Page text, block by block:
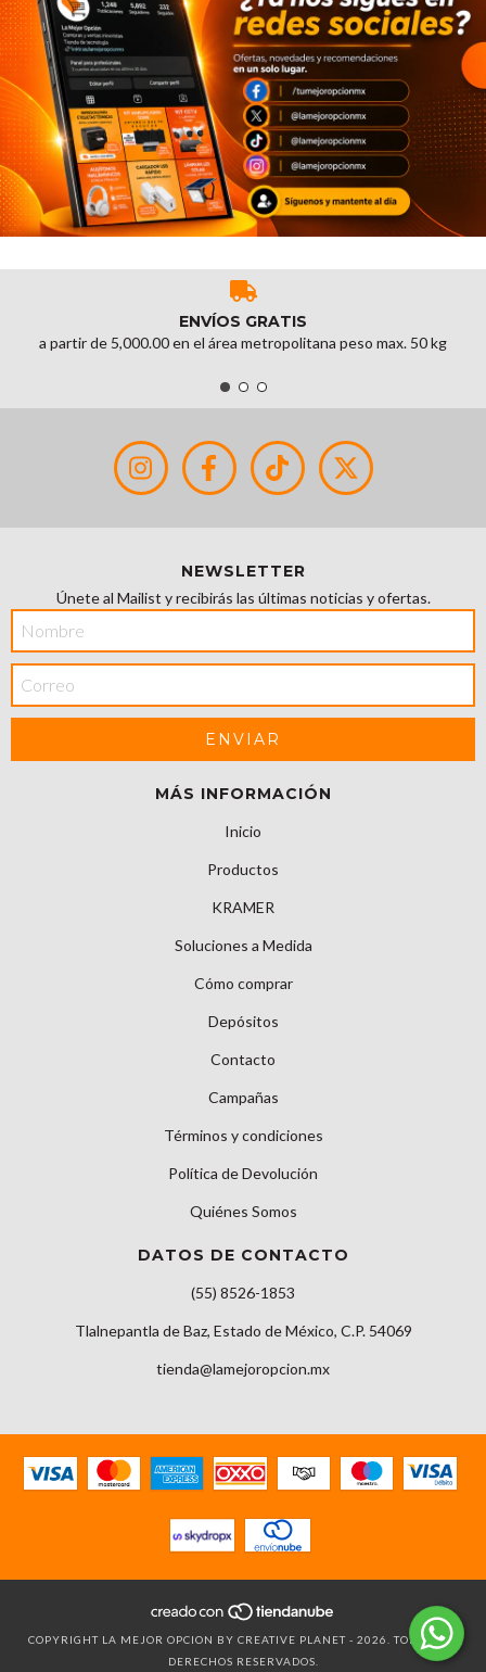
ENVÍOS GRATIS
a partir de 5,000.00 en el área metropolitana peso max. 50 kg
NEWSLETTER
Únete al Mailist y recibirás las últimas noticias y ofertas.
MÁS INFORMACIÓN
Inicio
Productos
KRAMER
Soluciones a Medida
Cómo comprar
Depósitos
Contacto
Campañas
Términos y condiciones
Política de Devolución
Quiénes Somos
DATOS DE CONTACTO
(55) 8526-1853
Tlalnepantla de Baz, Estado de México, C.P. 54069
tienda@lamejoropcion.mx
COPYRIGHT LA MEJOR OPCION BY CREATIVE PLANET - 2026. TODOS LOS
DERECHOS RESERVADOS.